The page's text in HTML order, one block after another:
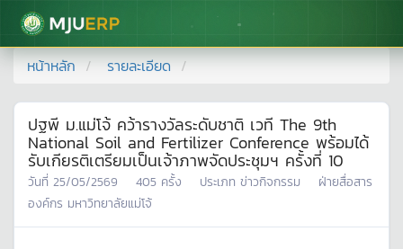
มหาวิทยาลัยแม่โจ้
หน้าหลัก รายละเอียด
ปฐพี ม.แม่โจ้ คว้ารางวัลระดับชาติ เวที The 9th
National Soil and Fertilizer Conference พร้อมได้
รับเกียรติเตรียมเป็นเจ้าภาพจัดประชุมฯ ครั้งที่ 10
วันที่ 25/05/2569 405 ครั้ง ประเภท ข่าวกิจกรรม
ฝ่ายสื่อสาร
องค์กร มหาวิทยาลัยแม่โจ้